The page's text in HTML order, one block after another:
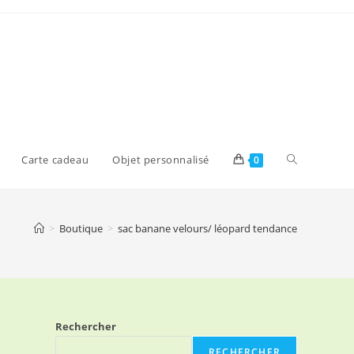
Carte cadeau Objet personnalisé 0 Toggle
search
> Boutique > sac banane velours/ léopard tendance
Rechercher